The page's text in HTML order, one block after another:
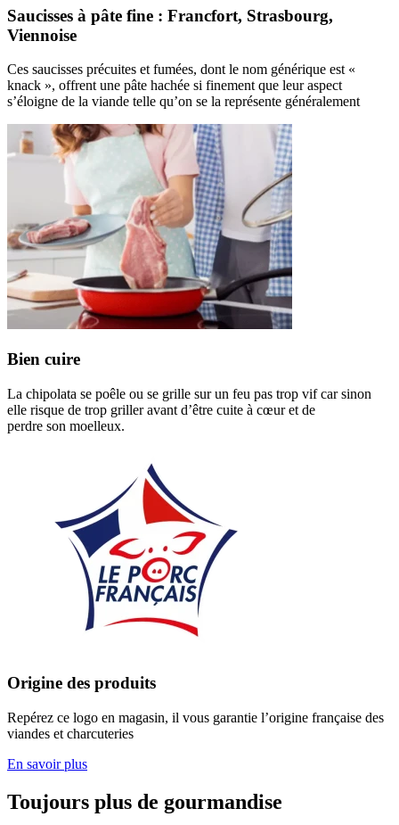
Saucisses à pâte fine : Francfort, Strasbourg,
Viennoise
Ces saucisses précuites et fumées, dont le nom générique est «
knack », offrent une pâte hachée si finement que leur aspect
s’éloigne de la viande telle qu’on se la représente généralement
Bien cuire
La chipolata se poêle ou se grille sur un feu pas trop vif car sinon
elle risque de trop griller avant d’être cuite à cœur et de
perdre son moelleux.
Origine des produits
Repérez ce logo en magasin, il vous garantie l’origine française des
viandes et charcuteries
En savoir plus
Toujours plus de gourmandise